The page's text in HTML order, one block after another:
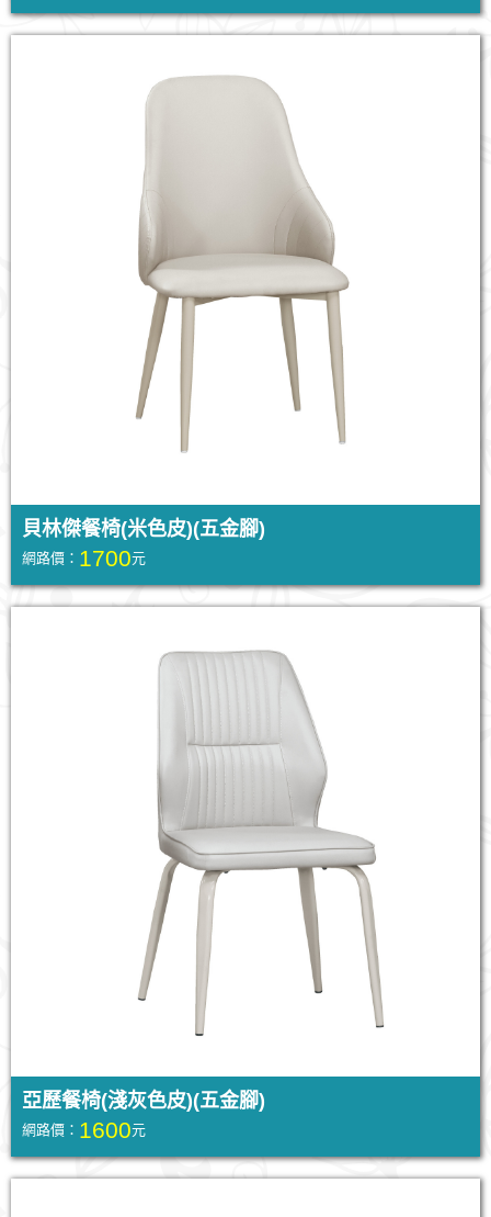
貝林傑餐椅(米色皮)(五金腳)
網路價： 1700元
亞歷餐椅(淺灰色皮)(五金腳)
網路價： 1600元